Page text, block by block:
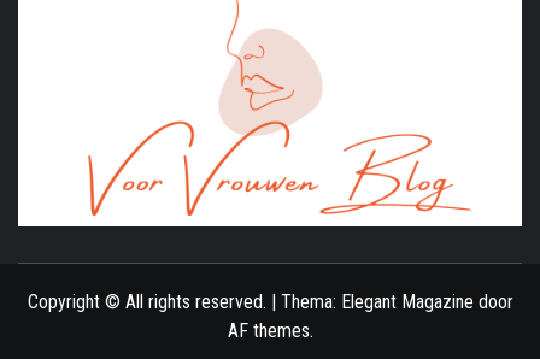
Copyright © All rights reserved. Thema: Elegant Magazine door
AF themes.